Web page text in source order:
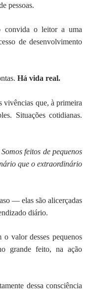
pessoas.
convida o leitor a uma
de desenvolvimento
Há vida real.
vivências que, à primeira
Situações cotidianas.
Somos feitos de pequenos
que o extraordinário
— elas são alicerçadas
diário.
valor desses pequenos
grande feito, na ação
dessa consciência